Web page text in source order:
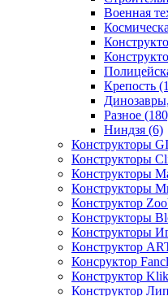
Военная
Крепость
Разное
Ниндзя (6)
Конструкторы
Конструкторы
Конструкторы
Конструкторы
Конструктор
Конструкторы
Конструкторы
Конструктор
Консруктор
Конструктор
Конструктор